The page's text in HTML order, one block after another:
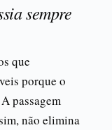
sempre
que
porque o
passagem
não elimina